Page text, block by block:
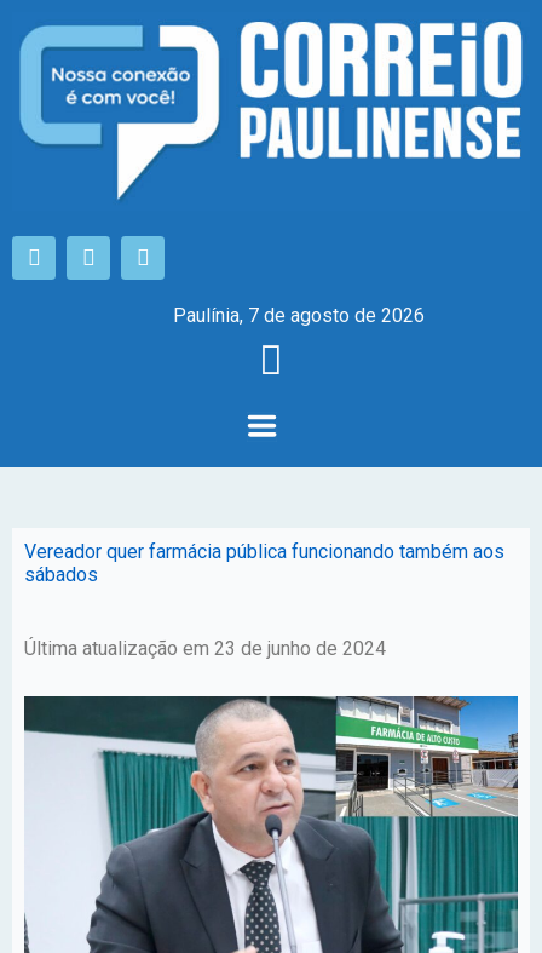
Paulínia, 7 de agosto de 2026
Vereador quer farmácia pública funcionando também aos
sábados
Última atualização em 23 de junho de 2024